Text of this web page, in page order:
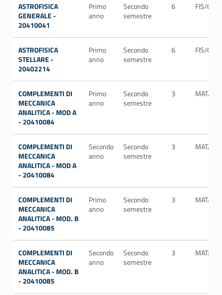
ASTROFISICA
GENERALE -
20410041
Primo
anno
Secondo
semestre
6 FIS/05
ASTROFISICA
STELLARE -
20402214
Primo
anno
Secondo
semestre
6 FIS/05
COMPLEMENTI DI
MECCANICA
ANALITICA - MOD A
- 20410084
Primo
anno
Secondo
semestre
3 MAT/07
COMPLEMENTI DI
MECCANICA
ANALITICA - MOD A
- 20410084
Secondo
anno
Secondo
semestre
3 MAT/07
COMPLEMENTI DI
MECCANICA
ANALITICA - MOD. B
- 20410085
Primo
anno
Secondo
semestre
3 MAT/07
COMPLEMENTI DI
MECCANICA
ANALITICA - MOD. B
- 20410085
Secondo
anno
Secondo
semestre
3 MAT/07